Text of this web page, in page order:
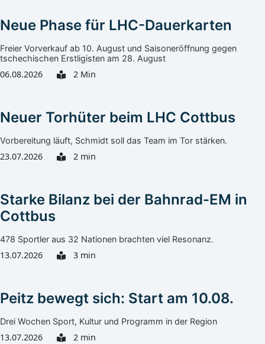
Neue Phase für LHC-Dauerkarten
Freier Vorverkauf ab 10. August und Saisoneröffnung gegen
tschechischen Erstligisten am 28. August
06.08.2026 2 Min
Neuer Torhüter beim LHC Cottbus
Vorbereitung läuft, Schmidt soll das Team im Tor stärken.
23.07.2026 2 min
Starke Bilanz bei der Bahnrad-EM in
Cottbus
478 Sportler aus 32 Nationen brachten viel Resonanz.
13.07.2026 3 min
Peitz bewegt sich: Start am 10.08.
Drei Wochen Sport, Kultur und Programm in der Region
13.07.2026 2 min